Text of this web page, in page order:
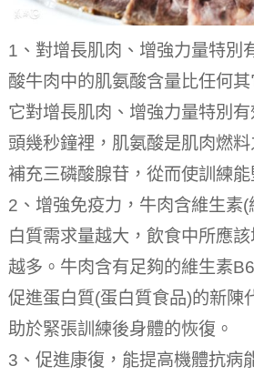
1、對增長肌肉、增強力量特別
酸牛肉中的肌氨酸含量比任何
它對增長肌肉、增強力量特別有
頭幾秒鐘裡，肌氨酸是肌肉燃
補充三磷酸腺苷，從而使訓練能
2、增強免疫力，牛肉含維生素
白質需求量越大，飲食中所應
越多。 牛肉含有足夠的維生素
促進蛋白質(蛋白質食品)的新陳
助於緊張訓練後身體的恢復。
3、促進康復，能提高機體抗病